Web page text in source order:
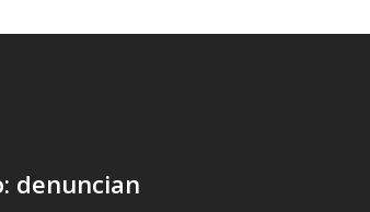
denuncian